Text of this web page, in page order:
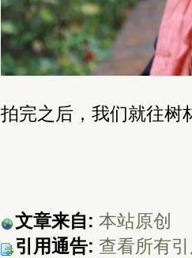
拍完之后，我们就往树
文章来自: 本站原创
引用通告: 查看所有